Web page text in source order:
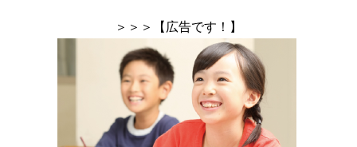
＞＞＞【広告です！】